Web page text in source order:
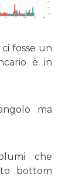
fosse un
è in
ma
che
bottom